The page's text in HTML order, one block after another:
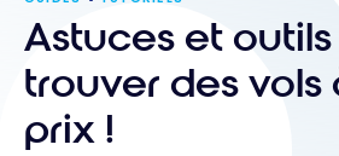
Astuces et
trouver des vols
prix !